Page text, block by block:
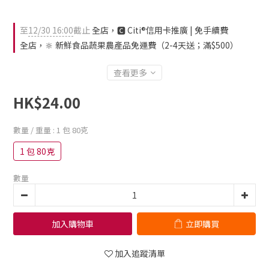
至12/30 16:00截止全店，🅲 Citi®信用卡推廣 | 免手續費
全店，🔆 新鮮食品蔬果農產品免運費（2-4天送；滿$500）
查看更多
HK$24.00
數量 / 重量 : 1 包 80克
1 包 80克
數量
加入購物車 立即購買
加入追蹤清單